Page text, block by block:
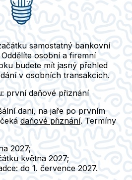
samostatný bankovní
Oddělíte osobní a firemní
budete mít jasný přehled
v osobních transakcích.
první daňové přiznání
dani, na jaře po prvním
daňové přiznání. Termíny
2027;
května 2027;
do 1. července 2027.